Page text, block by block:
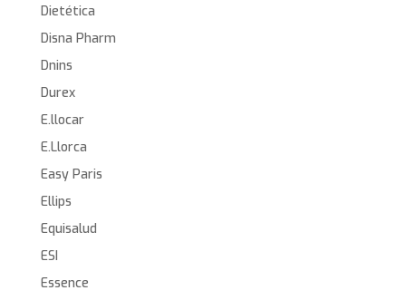
Dietética
Disna Pharm
Dnins
Durex
E.llocar
E.Llorca
Easy Paris
Ellips
Equisalud
ESI
Essence